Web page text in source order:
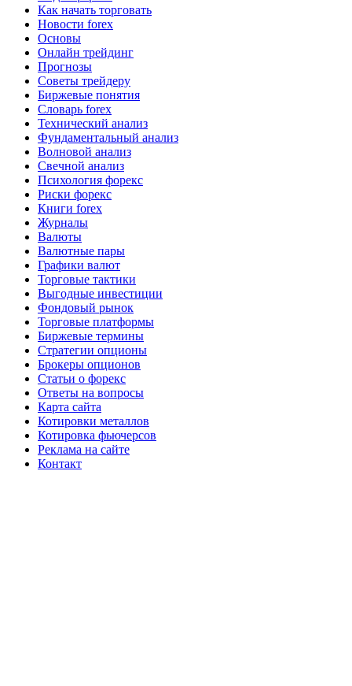
Как начать торговать
Новости forex
Основы
Онлайн трейдинг
Прогнозы
Советы трейдеру
Биржевые понятия
Словарь forex
Технический анализ
Фундаментальный анализ
Волновой анализ
Свечной анализ
Психология форекс
Риски форекс
Книги forex
Журналы
Валюты
Валютные пары
Графики валют
Торговые тактики
Выгодные инвестиции
Фондовый рынок
Торговые платформы
Биржевые термины
Стратегии опционы
Брокеры опционов
Статьи о форекс
Ответы на вопросы
Карта сайта
Котировки металлов
Котировка фьючерсов
Реклама на сайте
Контакт